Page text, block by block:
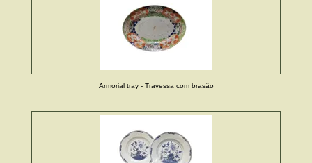
Armorial tray - Travessa com brasão